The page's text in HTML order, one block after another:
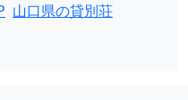
山口県の貸別荘